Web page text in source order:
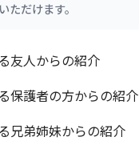
ただけます。
友人からの紹介
保護者の方からの紹介
兄弟姉妹からの紹介